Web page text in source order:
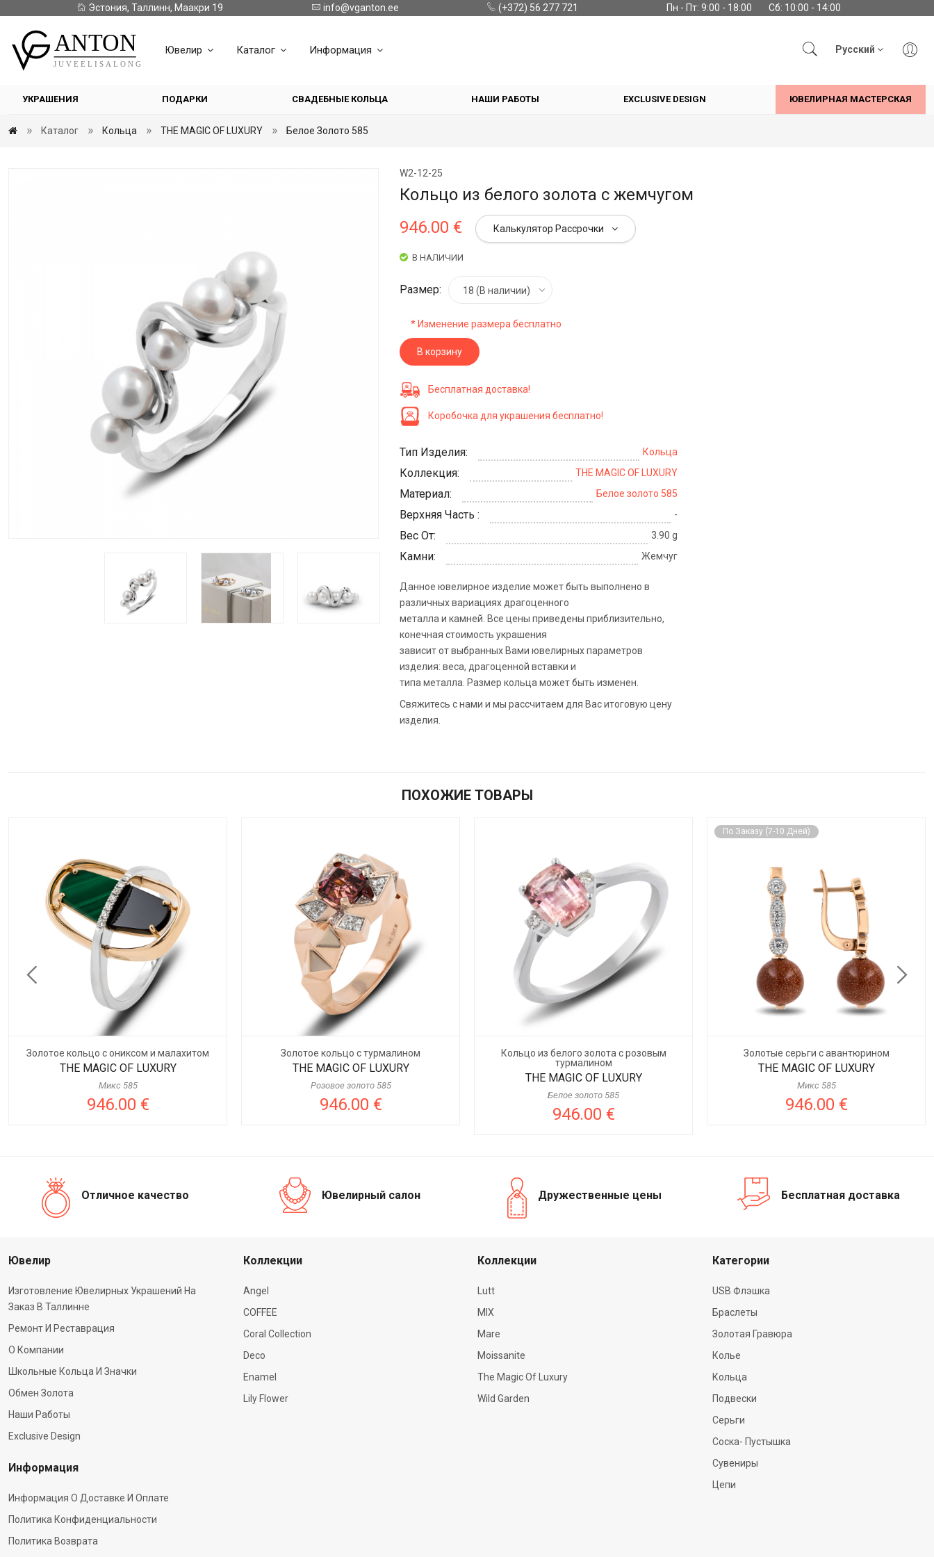
Эстония, Таллинн, Маакри 19 info@vganton.ee (+372) 56 277 721 Пн - Пт: 9:00 - 18:00 Сб: 10:00 - 14:00
Ювелир Каталог Информация Русский
УКРАШЕНИЯ ПОДАРКИ СВАДЕБНЫЕ КОЛЬЦА НАШИ РАБОТЫ EXCLUSIVE DESIGN ЮВЕЛИРНАЯ МАСТЕРСКАЯ
Каталог Кольца THE MAGIC OF LUXURY Белое Золото 585
W2-12-25
Кольцо из белого золота с жемчугом
946.00 €
Калькулятор Рассрочки
В НАЛИЧИИ
Размер: 18 (В наличии)
* Изменение размера бесплатно
В корзину
Бесплатная доставка!
Коробочка для украшения бесплатно!
Тип Изделия: Кольца
Коллекция: THE MAGIC OF LUXURY
Материал: Белое золото 585
Верхняя Часть : -
Вес От: 3.90 g
Камни: Жемчуг
Данное ювелирное изделие может быть выполнено в
различных вариациях драгоценного
металла и камней. Все цены приведены приблизительно,
конечная стоимость украшения
зависит от выбранных Вами ювелирных параметров
изделия: веса, драгоценной вставки и
типа металла. Размер кольца может быть изменен.
Свяжитесь с нами и мы рассчитаем для Вас итоговую цену
изделия.
ПОХОЖИЕ ТОВАРЫ
Золотое кольцо с ониксом и малахитом
THE MAGIC OF LUXURY
Микс 585
946.00 €
Золотое кольцо с турмалином
THE MAGIC OF LUXURY
Розовое золото 585
946.00 €
Кольцо из белого золота с розовым
турмалином
THE MAGIC OF LUXURY
Белое золото 585
946.00 €
По Заказу (7-10 Дней)
Золотые серьги с авантюрином
THE MAGIC OF LUXURY
Микс 585
946.00 €
Отличное качество Ювелирный салон Дружественные цены Бесплатная доставка
Ювелир
Изготовление Ювелирных Украшений На
Заказ В Таллинне
Ремонт И Реставрация
О Компании
Школьные Кольца И Значки
Обмен Золота
Наши Работы
Exclusive Design
Информация
Информация О Доставке И Оплате
Политика Конфиденциальности
Политика Возврата
Коллекции
Angel
COFFEE
Coral Collection
Deco
Enamel
Lily Flower
Коллекции
Lutt
MIX
Mare
Moissanite
The Magic Of Luxury
Wild Garden
Категории
USB Флэшка
Браслеты
Золотая Гравюра
Колье
Кольца
Подвески
Серьги
Соска- Пустышка
Сувениры
Цепи